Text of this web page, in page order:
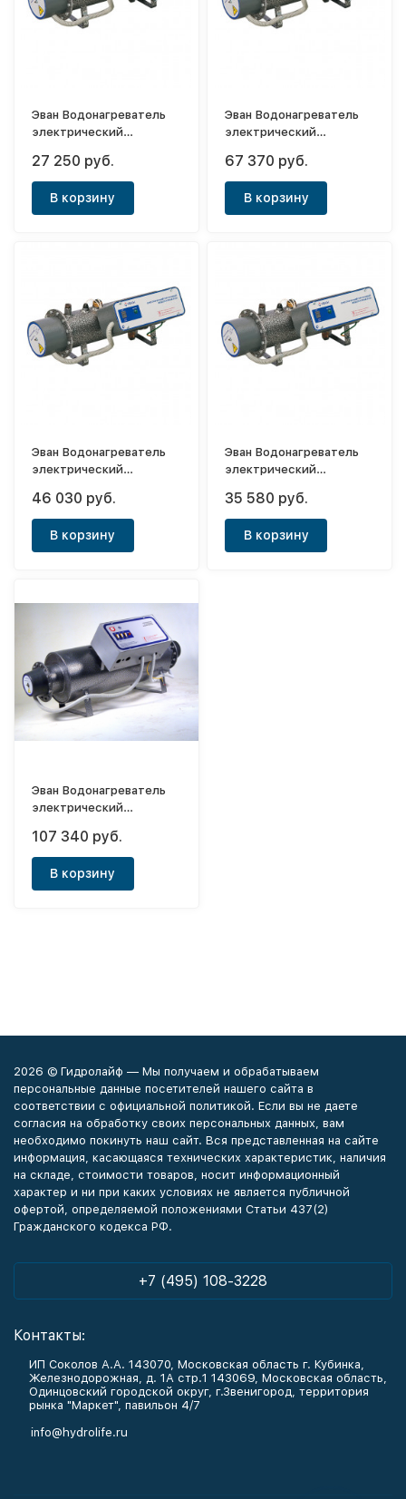
Эван Водонагреватель
электрический
27 250 руб.
В корзину
Эван Водонагреватель
электрический
67 370 руб.
В корзину
Эван Водонагреватель
электрический
46 030 руб.
В корзину
Эван Водонагреватель
электрический
35 580 руб.
В корзину
Эван Водонагреватель
электрический
107 340 руб.
В корзину
2026 © Гидролайф — Мы получаем и обрабатываем
персональные данные посетителей нашего сайта в
соответствии с официальной политикой. Если вы не даете
согласия на обработку своих персональных данных, вам
необходимо покинуть наш сайт. Вся представленная на сайте
информация, касающаяся технических характеристик, наличия
на складе, стоимости товаров, носит информационный
характер и ни при каких условиях не является публичной
офертой, определяемой положениями Статьи 437(2)
Гражданского кодекса РФ.
+7 (495) 108-3228
Контакты:
ИП Соколов А.А. 143070, Московская область г. Кубинка,
Железнодорожная, д. 1А стр.1 143069, Московская область,
Одинцовский городской округ, г.Звенигород, территория
рынка "Маркет", павильон 4/7
info@hydrolife.ru